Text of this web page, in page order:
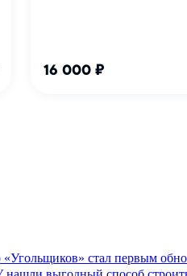
«Угольщиков» стал первым